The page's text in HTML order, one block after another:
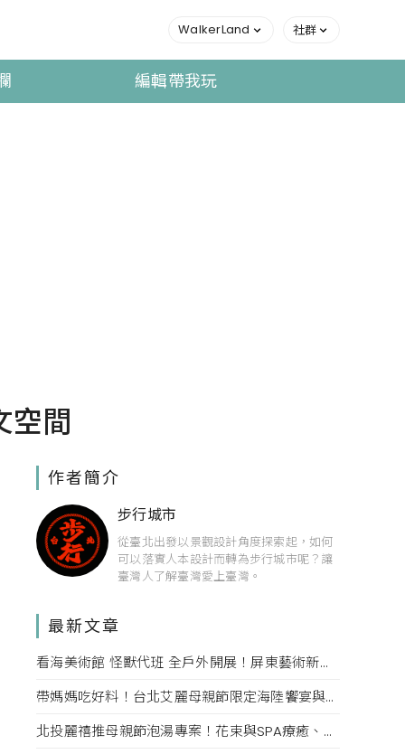
WalkerLand 社群
編輯帶我玩
空間
作者簡介
步行城市
從臺北出發以景觀設計角度探索起，如何
可以落實人本設計而轉為步行城市呢？讓
臺灣人了解臺灣愛上臺灣。
最新文章
看海美術館 怪獸代班 全戶外開展！屏東藝術新亮點 網美必拍。
帶媽媽吃好料！台北艾麗母親節限定海陸饗宴與住房專案一次收藏。
北投麗禧推母親節泡湯專案！花束與SPA療癒、甜點同步登場